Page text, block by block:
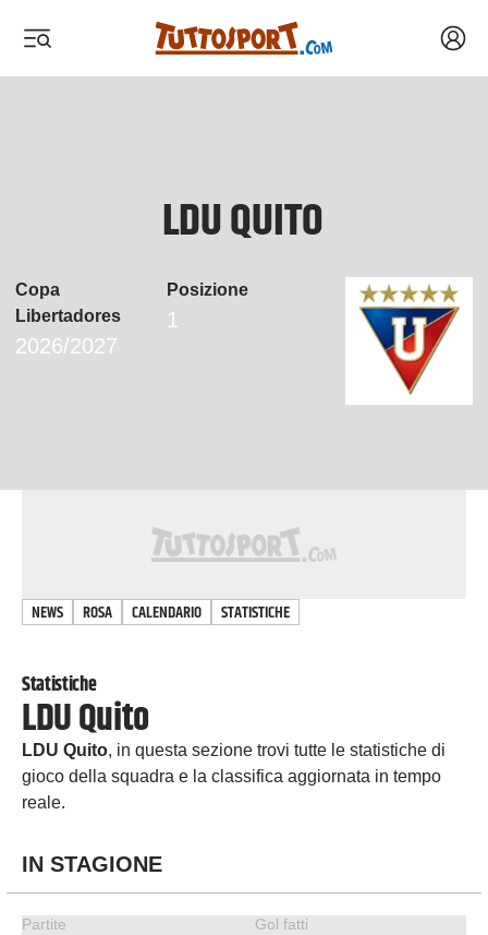
LDU QUITO
Copa
Libertadores
2026/2027
Posizione
1
NEWS ROSA CALENDARIO STATISTICHE
Statistiche
LDU Quito
LDU Quito, in questa sezione trovi tutte le statistiche di
gioco della squadra e la classifica aggiornata in tempo
reale.
IN STAGIONE
Partite Gol fatti